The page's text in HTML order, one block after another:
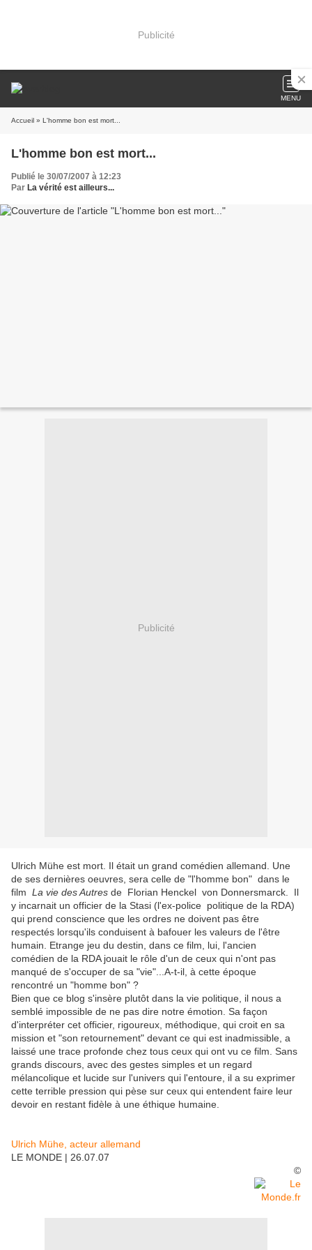
Publicité
MENU
Accueil » L'homme bon est mort...
L'homme bon est mort...
Publié le 30/07/2007 à 12:23
Par La vérité est ailleurs...
Publicité
Ulrich Mühe est mort. Il était un grand comédien allemand. Une
de ses dernières oeuvres, sera celle de "l'homme bon" dans le
film La vie des Autres de Florian Henckel von Donnersmarck. Il
y incarnait un officier de la Stasi (l'ex-police politique de la RDA)
qui prend conscience que les ordres ne doivent pas être
respectés lorsqu'ils conduisent à bafouer les valeurs de l'être
humain. Etrange jeu du destin, dans ce film, lui, l'ancien
comédien de la RDA jouait le rôle d'un de ceux qui n'ont pas
manqué de s'occuper de sa "vie"...A-t-il, à cette époque
rencontré un "homme bon" ?
Bien que ce blog s'insère plutôt dans la vie politique, il nous a
semblé impossible de ne pas dire notre émotion. Sa façon
d'interpréter cet officier, rigoureux, méthodique, qui croit en sa
mission et "son retournement" devant ce qui est inadmissible, a
laissé une trace profonde chez tous ceux qui ont vu ce film. Sans
grands discours, avec des gestes simples et un regard
mélancolique et lucide sur l'univers qui l'entoure, il a su exprimer
cette terrible pression qui pèse sur ceux qui entendent faire leur
devoir en restant fidèle à une éthique humaine.
Ulrich Mühe, acteur allemand
LE MONDE | 26.07.07
©